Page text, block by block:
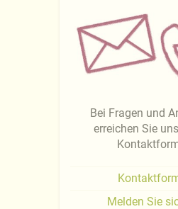
Bei Fragen und
erreichen Sie
Melden Sie